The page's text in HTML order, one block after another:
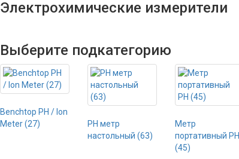
Электрохимические измерители
Выберите подкатегорию
Benchtop PH / Ion
Meter (27)
PH метр
настольный (63)
Метр
портативный PH
(45)